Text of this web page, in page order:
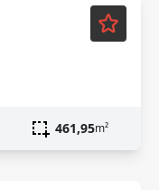
Mobiliado
461,95m²